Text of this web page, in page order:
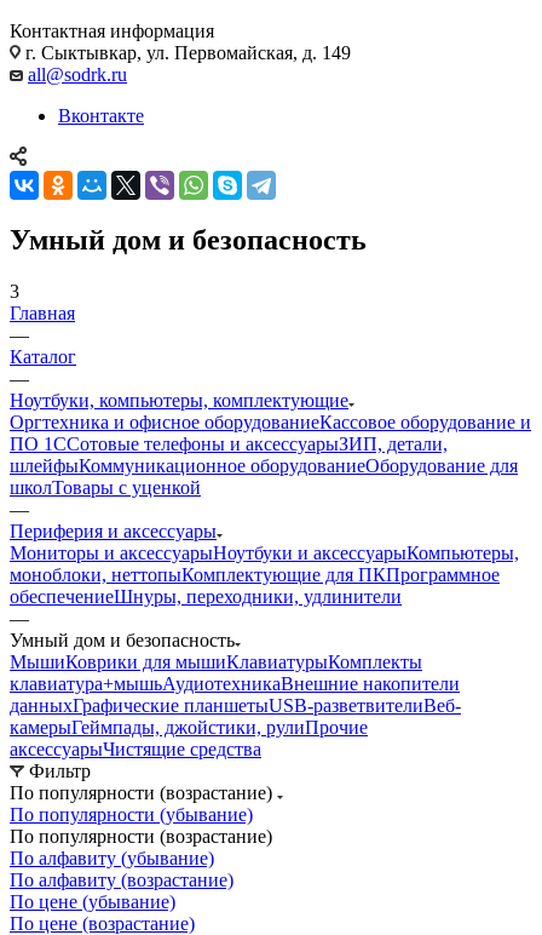
Контактная информация
г. Сыктывкар, ул. Первомайская, д. 149
all@sodrk.ru
Вконтакте
Умный дом и безопасность
3
Главная
—
Каталог
—
Ноутбуки, компьютеры, комплектующие
Оргтехника и офисное оборудованиеКассовое оборудование и
ПО 1ССотовые телефоны и аксессуарыЗИП, детали,
шлейфыКоммуникационное оборудованиеОборудование для
школТовары с уценкой
—
Периферия и аксессуары
Мониторы и аксессуарыНоутбуки и аксессуарыКомпьютеры,
моноблоки, неттопыКомплектующие для ПКПрограммное
обеспечениеШнуры, переходники, удлинители
—
Умный дом и безопасность
МышиКоврики для мышиКлавиатурыКомплекты
клавиатура+мышьАудиотехникаВнешние накопители
данныхГрафические планшетыUSB-разветвителиВеб-
камерыГеймпады, джойстики, рулиПрочие
аксессуарыЧистящие средства
Фильтр
По популярности (возрастание)
По популярности (убывание)
По популярности (возрастание)
По алфавиту (убывание)
По алфавиту (возрастание)
По цене (убывание)
По цене (возрастание)